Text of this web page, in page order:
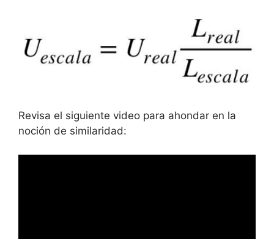
Revisa el siguiente video para ahondar en la
noción de similaridad: